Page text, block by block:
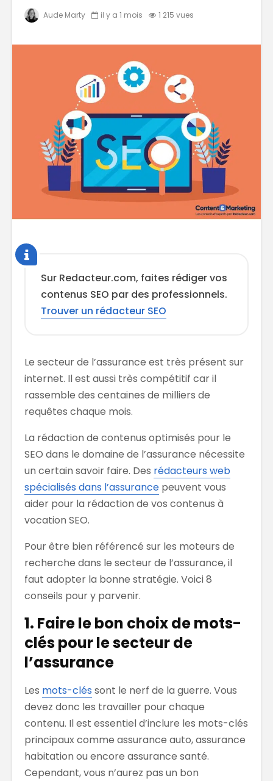
Aude Marty il y a 1 mois 1 215 vues
Sur Redacteur.com, faites rédiger vos
contenus SEO par des professionnels.
Trouver un rédacteur SEO
Le secteur de l’assurance est très présent sur
internet. Il est aussi très compétitif car il
rassemble des centaines de milliers de
requêtes chaque mois.
La rédaction de contenus optimisés pour le
SEO dans le domaine de l’assurance nécessite
un certain savoir faire. Des rédacteurs web
spécialisés dans l’assurance peuvent vous
aider pour la rédaction de vos contenus à
vocation SEO.
Pour être bien référencé sur les moteurs de
recherche dans le secteur de l’assurance, il
faut adopter la bonne stratégie. Voici 8
conseils pour y parvenir.
1. Faire le bon choix de mots-
cléspour le secteur de
l’assurance
Les mots-clés sont le nerf de la guerre. Vous
devez donc les travailler pour chaque
contenu. Il est essentiel d’inclure les mots-clés
principaux comme assurance auto, assurance
habitation ou encore assurance santé.
Cependant, vous n’aurez pas un bon